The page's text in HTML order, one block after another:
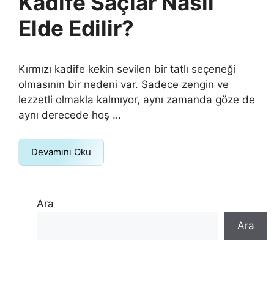
Elde Edilir?
Kırmızı kadife kekin sevilen bir tatlı seçeneği
olmasının bir nedeni var. Sadece zengin ve
lezzetli olmakla kalmıyor, aynı zamanda göze de
aynı derecede hoş …
Devamını Oku
Ara
Ara